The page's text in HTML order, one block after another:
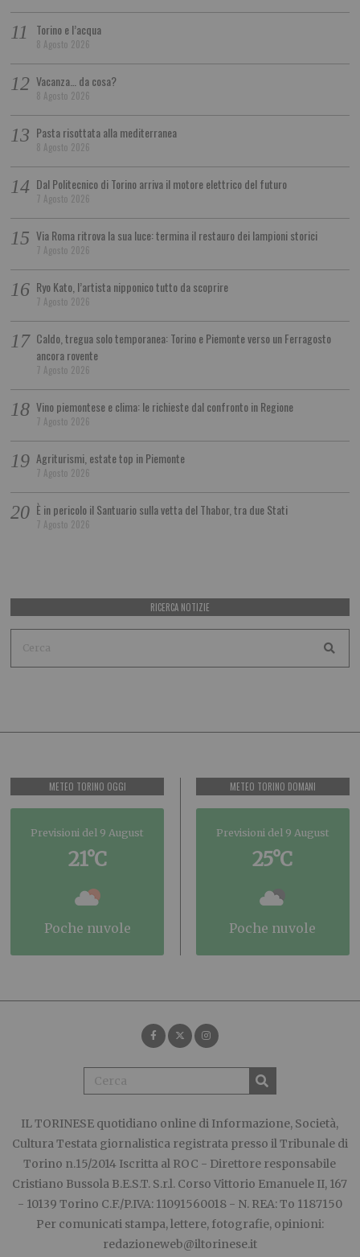
Torino e l’acqua
8 Agosto 2026
Vacanza… da cosa?
8 Agosto 2026
Pasta risottata alla mediterranea
8 Agosto 2026
Dal Politecnico di Torino arriva il motore elettrico del futuro
7 Agosto 2026
Via Roma ritrova la sua luce: termina il restauro dei lampioni storici
7 Agosto 2026
Ryo Kato, l’artista nipponico tutto da scoprire
7 Agosto 2026
Caldo, tregua solo temporanea: Torino e Piemonte verso un Ferragosto
ancora rovente
7 Agosto 2026
Vino piemontese e clima: le richieste dal confronto in Regione
7 Agosto 2026
Agriturismi, estate top in Piemonte
7 Agosto 2026
È in pericolo il Santuario sulla vetta del Thabor, tra due Stati
7 Agosto 2026
RICERCA NOTIZIE
METEO TORINO OGGI
Previsioni del 9 August
21°C
poche nuvole
METEO TORINO DOMANI
Previsioni del 9 August
25°C
poche nuvole
IL TORINESE quotidiano online di Informazione, Società,
Cultura Testata giornalistica registrata presso il Tribunale di
Torino n.15/2014 Iscritta al ROC - Direttore responsabile
Cristiano Bussola B.E.S.T. S.r.l. Corso Vittorio Emanuele II, 167
- 10139 Torino C.F./P.IVA: 11091560018 - N. REA: To 1187150
Per comunicati stampa, lettere, fotografie, opinioni:
redazioneweb@iltorinese.it